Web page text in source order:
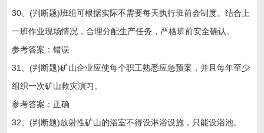
30、(判断题)班组可根据实际不需要每天执行班前会制度。结合上
一班作业现场情况，合理分配生产任务，严格班前安全确认。
参考答案：错误
31、(判断题)矿山企业应使每个职工熟悉应急预案，并且每年至少
组织一次矿山救灾演习。
参考答案：正确
32、(判断题)放射性矿山的浴室不得设淋浴设施，只能设浴池。